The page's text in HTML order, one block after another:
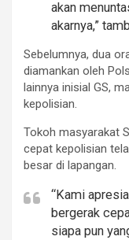
akan
akarnya,”
Sebelumnya, dua
diamankan oleh
lainnya inisial GS,
kepolisian.
Tokoh masyarakat
cepat kepolisian
besar di lapangan.
“Kami
bergerak
siapa pun